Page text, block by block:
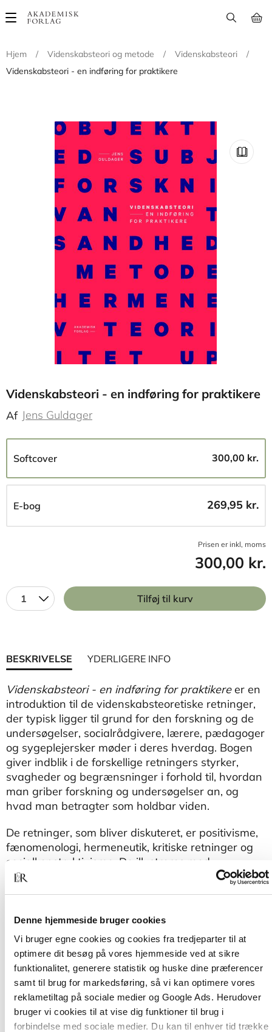
Denne hjemmeside bruger cookies
Vi bruger egne cookies og cookies fra tredjeparter til at
optimere dit besøg på vores hjemmeside ved at sikre
funktionalitet, generere statistik og huske dine præferencer
samt til brug for markedsføring, så vi kan optimere vores
reklametiltag på sociale medier og Google Ads. Herudover
bruger vi cookies til at vise dig funktioner til brug i
forbindelse med sociale medier. Du kan til enhver tid trække
Main
Hjem
/ Videnskabsteori og metode / Videnskabsteori
/
Videnskabsteori - en indføring for praktikere
Videnskabsteori - en indføring for praktikere
Af Jens Guldager
Softcover 300,00 kr.
E-bog 269,95 kr.
Prisen er inkl, moms
300,00 kr.
1 Tilføj til kurv
BESKRIVELSE YDERLIGERE INFO
Videnskabsteori - en indføring for praktikereer en
introduktion til de videnskabsteoretiske retninger,
der typisk ligger til grund for den forskning og de
undersøgelser, socialrådgivere, lærere, pædagoger
og sygeplejersker møder i deres hverdag. Bogen
giver indblik i de forskellige retningers styrker,
svagheder og begrænsninger i forhold til, hvordan
man griber forskning og undersøgelser an, og
hvad man betragter som holdbar viden.
De retninger, som bliver diskuteret, er positivisme,
fænomenologi, hermeneutik, kritiske retninger og
socialkonstruktivisme. De illustreres med
spændende og tankevækkende eksempler hentet
fra blandt andet socialforskning, klassisk og